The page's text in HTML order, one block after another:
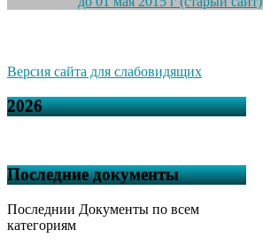
Версия сайта для слабовидящих
2026
Последние документы
Последнии Документы по всем
категориям